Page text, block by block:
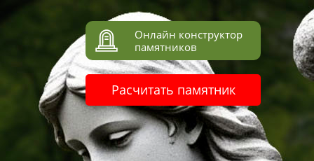
Онлайн конструктор
памятников
Расчитать памятник